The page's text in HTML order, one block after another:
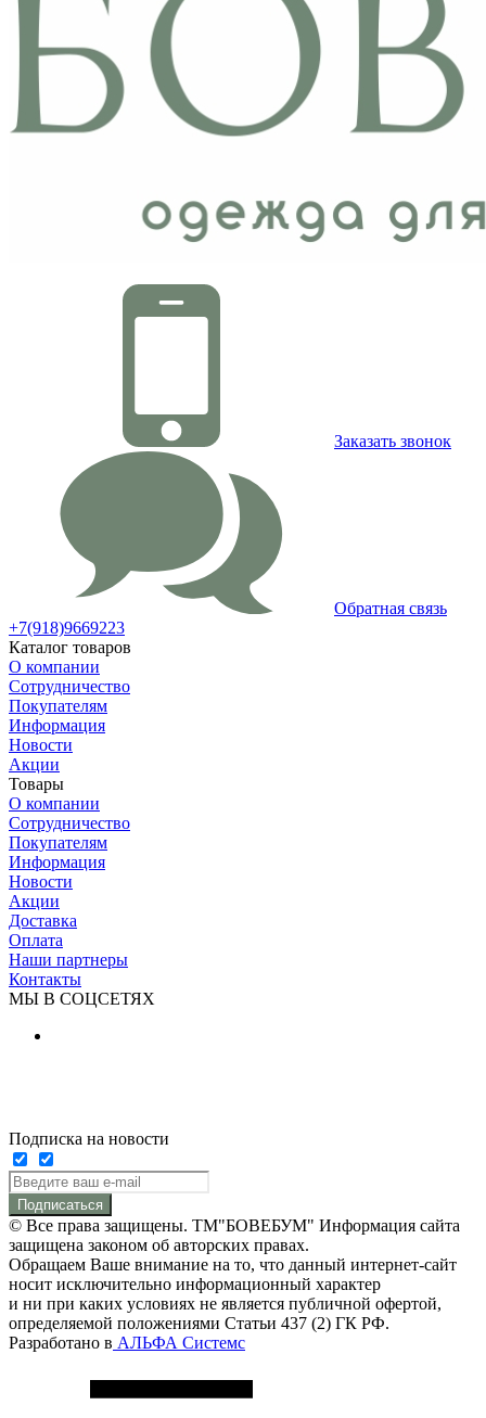
Заказать звонок
Обратная связь
+7(918)9669223
Каталог товаров
О компании
Сотрудничество
Покупателям
Информация
Новости
Акции
Товары
О компании
Сотрудничество
Покупателям
Информация
Новости
Акции
Доставка
Оплата
Наши партнеры
Контакты
МЫ В СОЦСЕТЯХ
Подписка на новости
Подписаться
© Все права защищены. ТМ"БОВЕБУМ" Информация сайта
защищена законом об авторских правах.
Обращаем Ваше внимание на то, что данный интернет-сайт
носит исключительно информационный характер
и ни при каких условиях не является публичной офертой,
определяемой положениями Статьи 437 (2) ГК РФ.
Разработано в АЛЬФА Системс